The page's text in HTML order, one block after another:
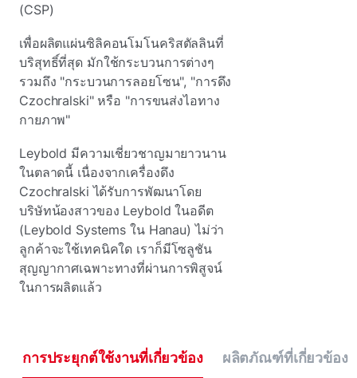
(CSP)
เพื่อผลิตแผ่นซิลิคอนโมโนคริสตัลลินที่
บริสุทธิ์ที่สุด มักใช้กระบวนการต่างๆ
รวมถึง "กระบวนการลอยโซน", "การดึง
Czochralski" หรือ "การขนส่งไอทาง
กายภาพ"
Leybold มีความเชี่ยวชาญมายาวนาน
ในตลาดนี้ เนื่องจากเครื่องดึง
Czochralski ได้รับการพัฒนาโดย
บริษัทน้องสาวของ Leybold ในอดีต
(Leybold Systems ใน Hanau) ไม่ว่า
ลูกค้าจะใช้เทคนิคใด เราก็มีโซลูชัน
สุญญากาศเฉพาะทางที่ผ่านการพิสูจน์
ในการผลิตแล้ว
การประยุกต์ใช้งานที่เกี่ยวข้อง ผลิตภัณฑ์ที่เกี่ยวข้อง